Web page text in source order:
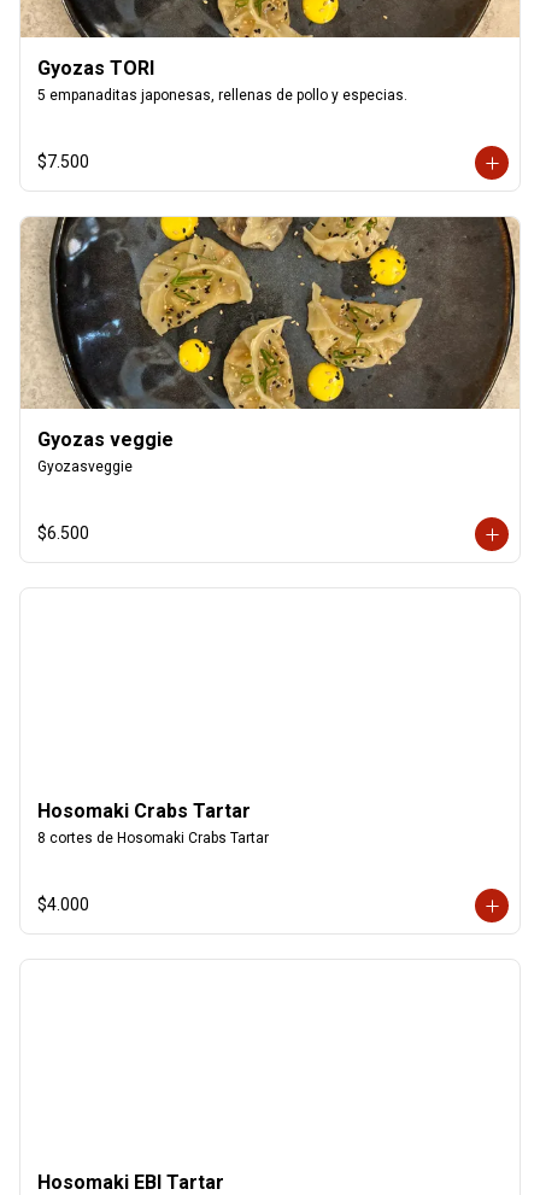
Gyozas TORI
5 empanaditas japonesas, rellenas de pollo y especias.
$7.500
Gyozas veggie
Gyozasveggie
$6.500
Hosomaki Crabs Tartar
8 cortes de Hosomaki Crabs Tartar
$4.000
Hosomaki EBI Tartar